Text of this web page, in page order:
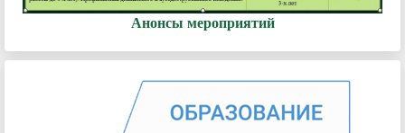
Анонсы мероприятий